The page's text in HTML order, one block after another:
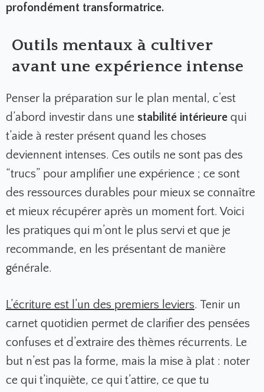
profondément transformatrice.
Outils mentaux à cultiver
avant une expérience intense
Penser la préparation sur le plan mental, c’est
d’abord investir dans une stabilité intérieure qui
t’aide à rester présent quand les choses
deviennent intenses. Ces outils ne sont pas des
“trucs” pour amplifier une expérience ; ce sont
des ressources durables pour mieux se connaître
et mieux récupérer après un moment fort. Voici
les pratiques qui m’ont le plus servi et que je
recommande, en les présentant de manière
générale.
L’écriture est l’un des premiers leviers. Tenir un
carnet quotidien permet de clarifier des pensées
confuses et d’extraire des thèmes récurrents. Le
but n’est pas la forme, mais la mise à plat : noter
ce qui t’inquiète, ce qui t’attire, ce que tu